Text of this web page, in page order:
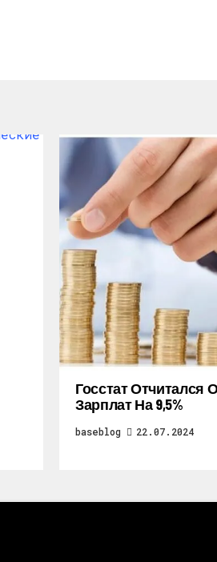
Госстат Отчитался
Зарплат На 9,5%
baseblog 22.07.2024